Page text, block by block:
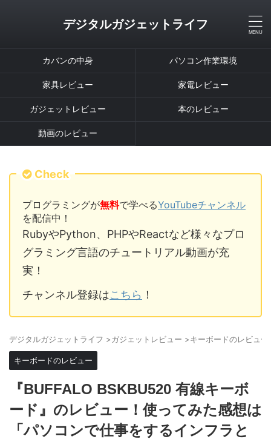
デジタルガジェットライフ
カバンの中身 パソコン作業環境
家具レビュー 家電レビュー
ガジェットレビュー 本のレビュー
動画のレビュー
Check
プログラミングが無料で学べるYouTubeチャンネル
を配信中！
RubyやPython、PHPやReactなど様々なプロ
グラミング言語のチュートリアル動画が充
実！
チャンネル登録はこちら ！
デジタルガジェットライフ >ガジェットレビュー >キーボードのレビュー
キーボードのレビュー
『BUFFALO BSKBU520 有線キーボ
ード』のレビュー！使ってみた感想は
「パソコンで仕事をするインフラと